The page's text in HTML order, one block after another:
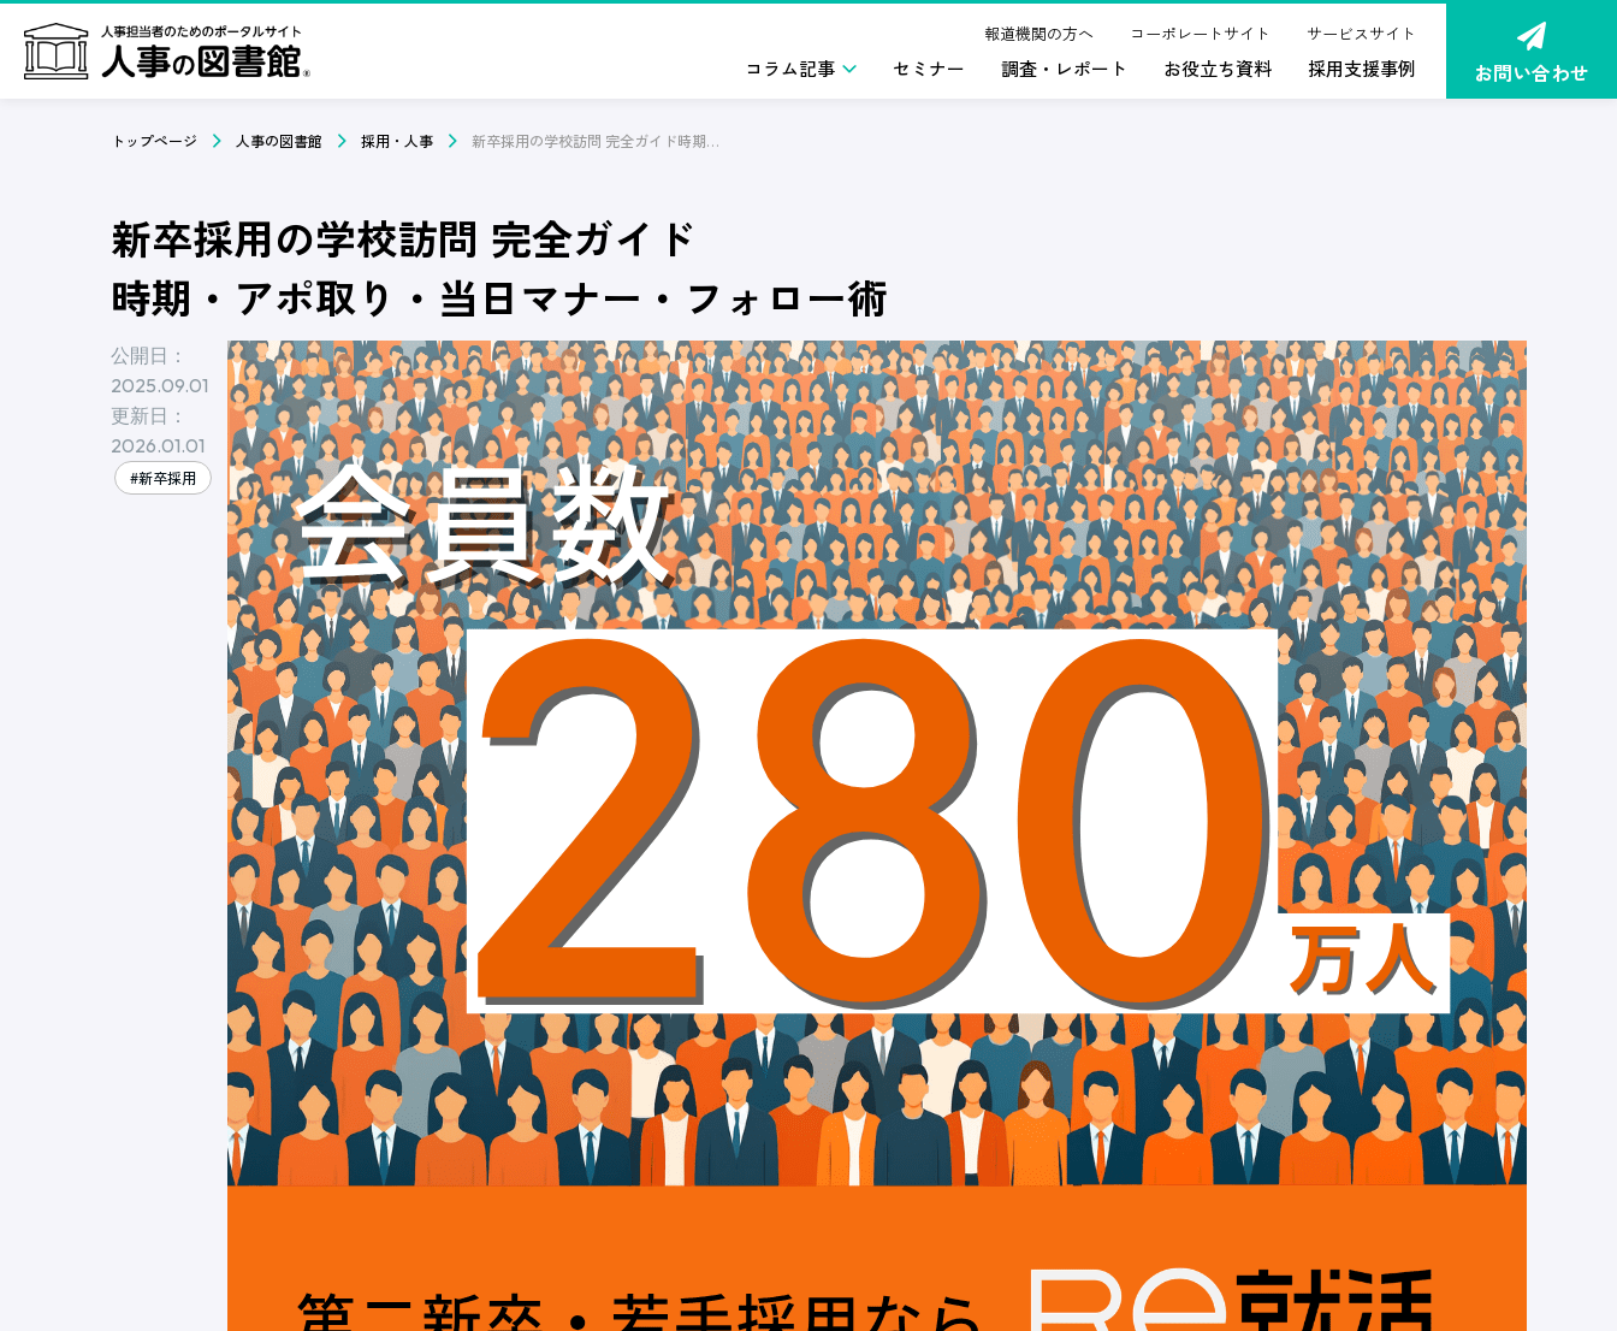
報道機関の方へ コーポレートサイト サービスサイト
コラム記事 セミナー 調査・レポート お役立ち資料 採用支援事例 お問い合わせ
トップページ 人事の図書館 採用・人事 新卒採用の学校訪問 完全ガイド時期・アポ取り・当日マナー・フォロー術
新卒採用の学校訪問 完全ガイド
時期・アポ取り・当日マナー・フォロー術
公開日：
2025.09.01
更新日：
2026.01.01
#新卒採用